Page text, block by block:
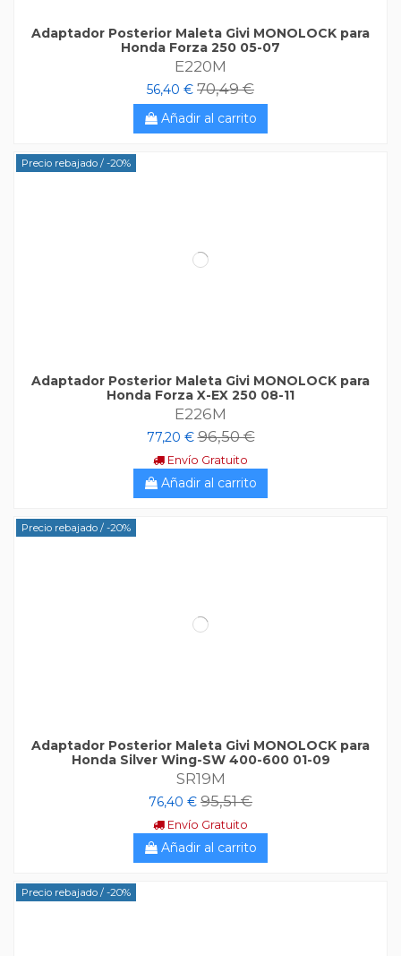
Adaptador Posterior Maleta Givi MONOLOCK para
Honda Forza 250 05-07
E220M
56,40 € 70,49 €
Añadir al carrito
Precio rebajado / -20%
Adaptador Posterior Maleta Givi MONOLOCK para
Honda Forza X-EX 250 08-11
E226M
77,20 € 96,50 €
Envío Gratuito
Añadir al carrito
Precio rebajado / -20%
Adaptador Posterior Maleta Givi MONOLOCK para
Honda Silver Wing-SW 400-600 01-09
SR19M
76,40 € 95,51 €
Envío Gratuito
Añadir al carrito
Precio rebajado / -20%